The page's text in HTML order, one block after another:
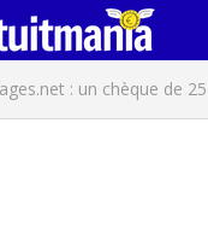
: un chèque de